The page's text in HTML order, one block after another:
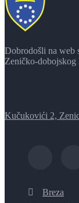
Dobrodošli na web
Zeničko-dobojskog
Kučukovići 2,
Breza